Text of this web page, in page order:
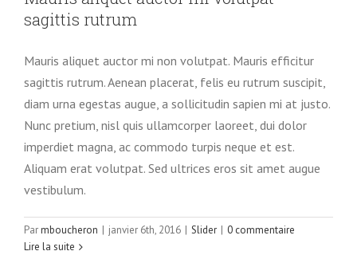
sagittis rutrum
Mauris aliquet auctor mi non volutpat. Mauris efficitur
sagittis rutrum. Aenean placerat, felis eu rutrum suscipit,
diam urna egestas augue, a sollicitudin sapien mi at justo.
Nunc pretium, nisl quis ullamcorper laoreet, dui dolor
imperdiet magna, ac commodo turpis neque et est.
Aliquam erat volutpat. Sed ultrices eros sit amet augue
vestibulum.
Parmboucheron | janvier 6th, 2016 | Slider | 0 commentaire
Lire la suite